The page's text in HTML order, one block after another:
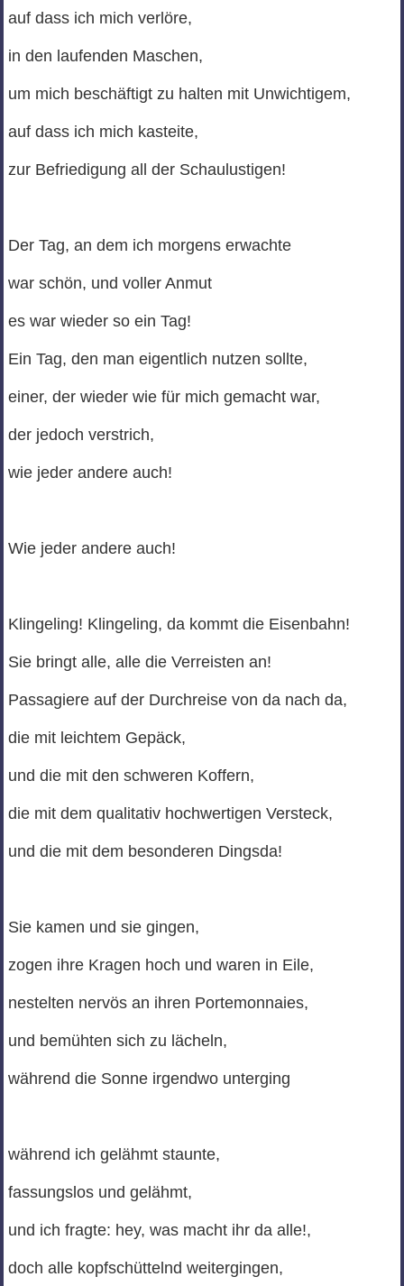
auf dass ich mich verlöre,
in den laufenden Maschen,
um mich beschäftigt zu halten mit Unwichtigem,
auf dass ich mich kasteite,
zur Befriedigung all der Schaulustigen!
Der Tag, an dem ich morgens erwachte
war schön, und voller Anmut
es war wieder so ein Tag!
Ein Tag, den man eigentlich nutzen sollte,
einer, der wieder wie für mich gemacht war,
der jedoch verstrich,
wie jeder andere auch!
Wie jeder andere auch!
Klingeling! Klingeling, da kommt die Eisenbahn!
Sie bringt alle, alle die Verreisten an!
Passagiere auf der Durchreise von da nach da,
die mit leichtem Gepäck,
und die mit den schweren Koffern,
die mit dem qualitativ hochwertigen Versteck,
und die mit dem besonderen Dingsda!
Sie kamen und sie gingen,
zogen ihre Kragen hoch und waren in Eile,
nestelten nervös an ihren Portemonnaies,
und bemühten sich zu lächeln,
während die Sonne irgendwo unterging
während ich gelähmt staunte,
fassungslos und gelähmt,
und ich fragte: hey, was macht ihr da alle!,
doch alle kopfschüttelnd weitergingen,